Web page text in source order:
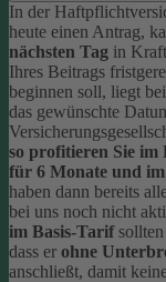
In der
heute einen Antrag,
nächsten Tag in
Ihres Beitrags
beginnen soll, liegt
das gewünschte
so profitieren Sie im
für 6 Monate und
haben dann bereits
bei uns noch nicht
im Basis-Tarif
dass er ohne
anschließt, damit